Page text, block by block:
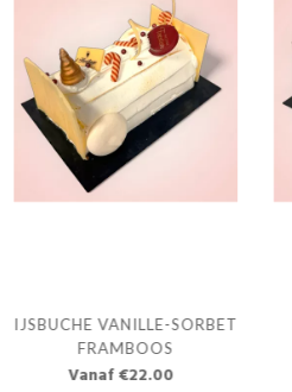
IJSBUCHE VANILLE-SORBET
FRAMBOOS
Vanaf €22.00